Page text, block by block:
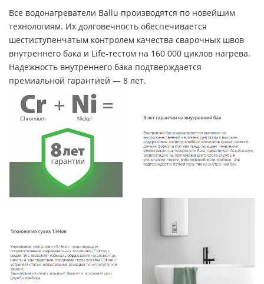
Все водонагреватели Ballu производятся по новейшим
технологиям. Их долговечность обеспечивается
шестиступенчатым контролем качества сварочных швов
внутреннего бака и Life-тестом на 160 000 циклов нагрева.
Надежность внутреннего бака подтверждается
премиальной гарантией — 8 лет.